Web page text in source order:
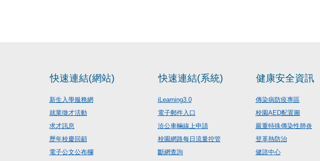
快速連結(網站)
新生入學服務網
就業徵才活動
求才訊息
歷年校慶回顧
電子公文公布欄
快速連結(系統)
iLearning3.0
電子郵件入口
洽公車輛線上申請
校園網路每日流量控管
斷網查詢
健康安全資訊
傳染病防疫專區
校園AED配置圖
嚴重特殊傳染性肺炎
登革熱防治
健諮中心